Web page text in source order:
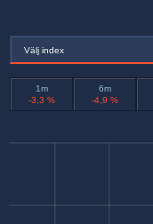
Välj index
1m
-3,3 %
6m
-4,9 %